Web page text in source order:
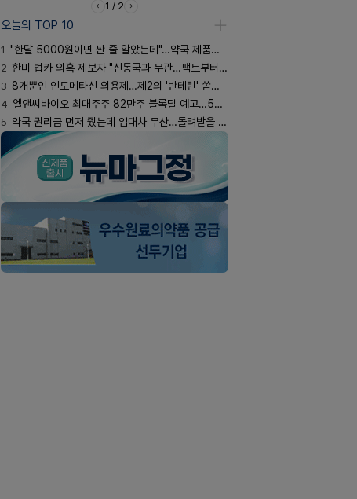
1 / 2
오늘의 TOP 10
1 "한달 5000원이면 싼 줄 알았는데"…약국 제품과 비교해보니
2 한미 법카 의혹 제보자 "신동국과 무관…팩트부터 따져야"
3 8개뿐인 인도메타신 외용제…제2의 '반테린' 쏟아지나
4 엘앤씨바이오 최대주주 82만주 블록딜 예고…500억 규모
5 약국 권리금 먼저 줬는데 임대차 무산…돌려받을 수 있을까